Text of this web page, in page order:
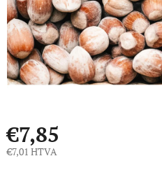
€7,85
€7,01 HTVA